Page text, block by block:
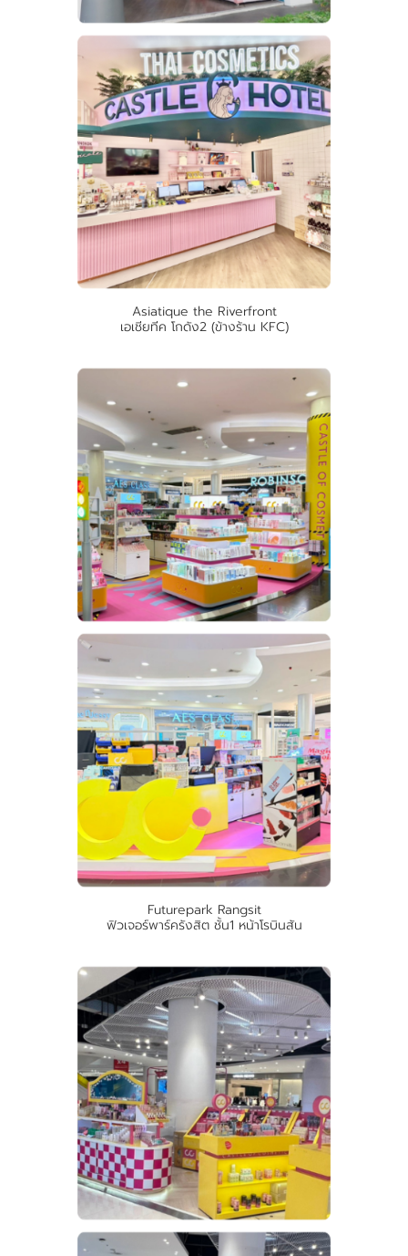
Asiatique the Riverfront
เอเชียทีค โกดัง2 (ข้างร้าน KFC)
Futurepark Rangsit
ฟิวเจอร์พาร์ครังสิต ชั้น1 หน้าโรบินสัน